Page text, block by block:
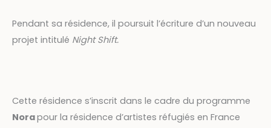
Pendant sa résidence, il poursuit l’écriture d’un nouveau
projet intitulé Night Shift.
Cette résidence s’inscrit dans le cadre du programme
Norapour la résidence d’artistes réfugiés en France